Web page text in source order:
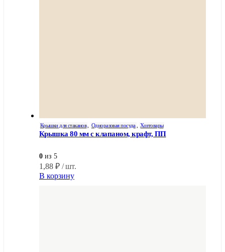
Крышки для стаканов Одноразовая посуда Хозтовары
Крышка 80 мм с клапаном, крафт, ПП
0 из 5
1,88 ₽ / шт.
В корзину